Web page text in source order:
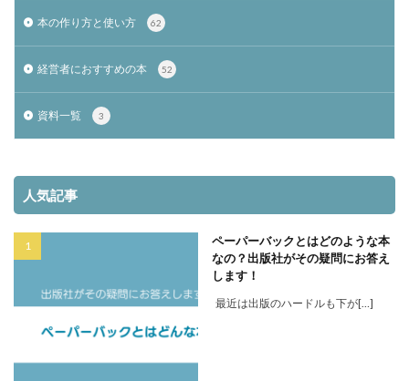
本の作り方と使い方 62
経営者におすすめの本 52
資料一覧 3
人気記事
ペーパーバックとはどのような本
なの？出版社がその疑問にお答え
します！
最近は出版のハードルも下が[…]